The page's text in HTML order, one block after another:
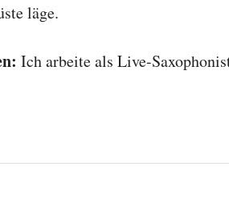
läge.
Ich arbeite als Live-